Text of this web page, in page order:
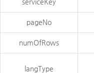
pageNo
numOfRows
langType